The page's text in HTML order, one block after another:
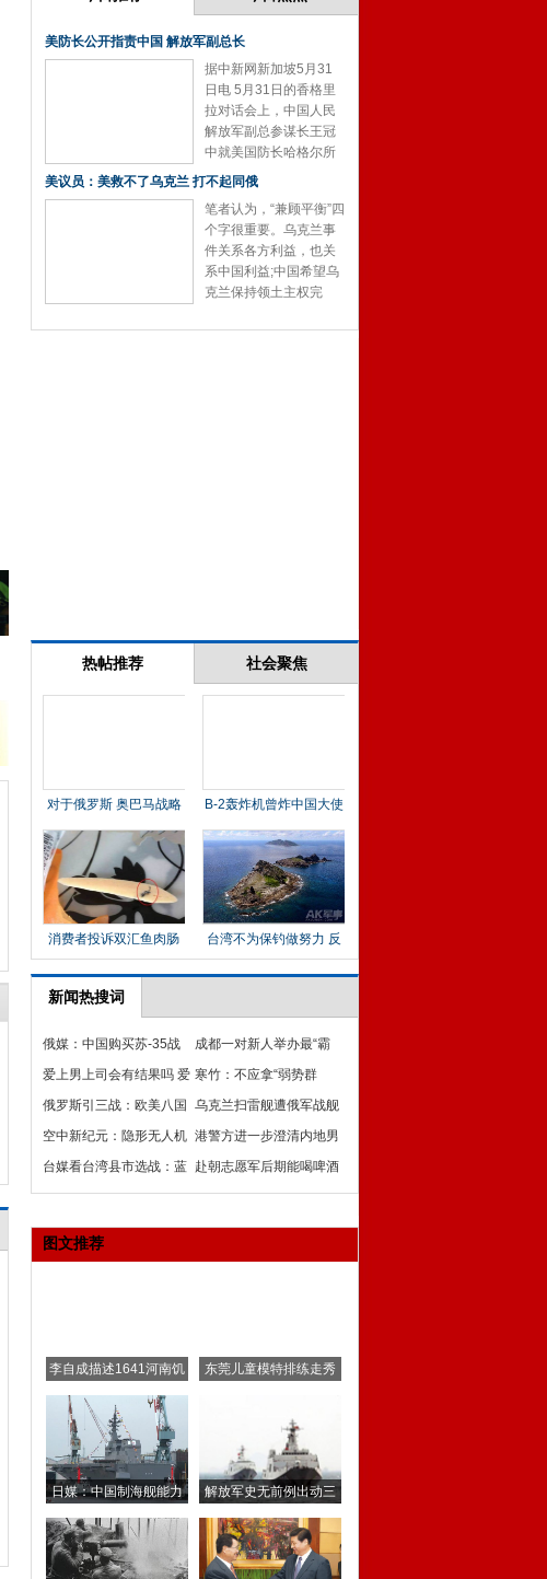
新闻热搜词
俄媒：中国购买苏-35战
机或将推动歼-11C研制
成都一对新人举办最“霸
气”的传统婚礼
爱上男上司会有结果吗 爱
情专家解答怎样看待爱
寒竹：不应拿“弱势群
体”做挡箭牌
俄罗斯引三战：欧美八国
吓傻 联合国成挂牌
乌克兰扫雷舰遭俄军战舰
围堵
空中新纪元：隐形无人机
时代
港警方进一步澄清内地男
童街头便溺事件
台媒看台湾县市选战：蓝
营选情混沌 绿营虎视耽耽
赴朝志愿军后期能喝啤酒
汽水 1953年吃上肉馅饺
子